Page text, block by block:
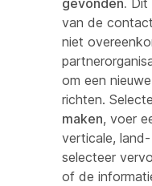
gevonden. Dit
van de
niet
om een
richten.
maken, voer
verticale,
selecteer
of de